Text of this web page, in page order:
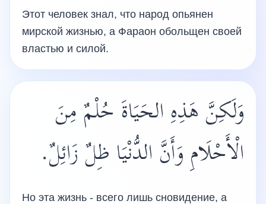
Этот человек знал, что народ опьянен
мирской жизнью, а Фараон обольщен своей
властью и силой.
وَلَكِنَّ هَذِهِ الحَيَاةَ حُلْمٌ مِنَ
الْأَحْلَامِ وَأَنَّ الدُّنْيَا ظ‎ِلٌ زَائِلٌ.
Но эта жизнь - всего лишь сновидение, а